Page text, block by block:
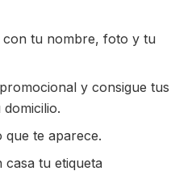
con tu nombre, foto y tu
y consigue tus
que te aparece.
casa tu etiqueta